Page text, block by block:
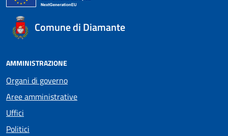
Comune di Diamante
AMMINISTRAZIONE
Organi di governo
Aree amministrative
Uffici
Politici